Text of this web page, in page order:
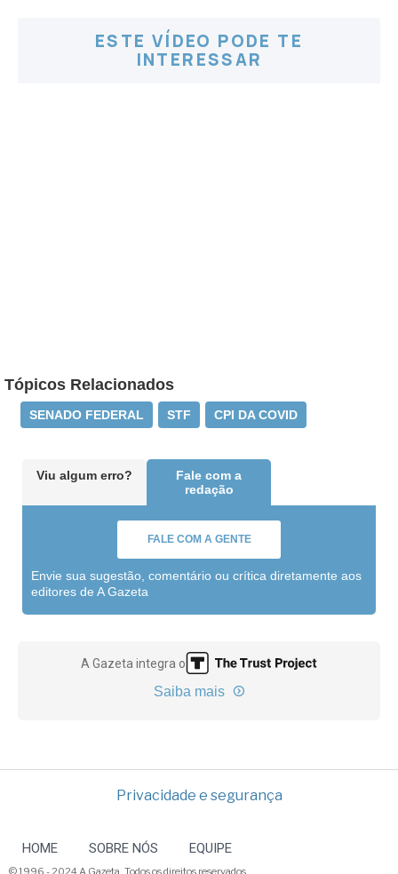
ESTE VÍDEO PODE TE
INTERESSAR
Tópicos Relacionados
SENADO FEDERAL STF CPI DA COVID
Viu algum erro?
Fale com a
redação
FALE COM A GENTE
Envie sua sugestão, comentário ou crítica diretamente aos
editores de A Gazeta
A Gazeta integra o
Saiba mais
Privacidade e segurança
HOME SOBRE NÓS EQUIPE
© 1996 - 2024 A Gazeta. Todos os direitos reservados